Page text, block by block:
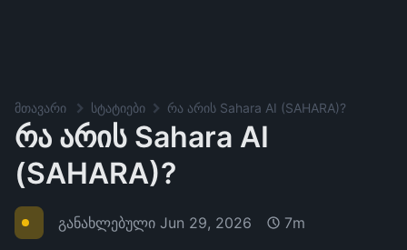
მთავარი სტატიები რა არის Sahara AI (SAHARA)?
რა არის Sahara AI
(SAHARA)?
განახლებული Jun 29, 2026 7m